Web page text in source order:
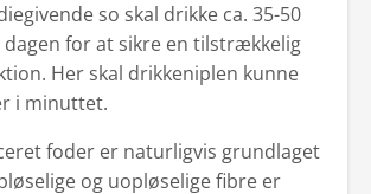
so skal drikke ca. 35-50
for at sikre en tilstrækkelig
Her skal drikkeniplen kunne
i minuttet.
foder er naturligvis grundlaget
og uopløselige fibre er